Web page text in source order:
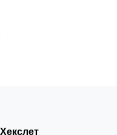
Хекслет